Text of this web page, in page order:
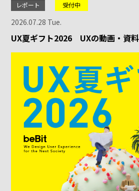
レポート 受付中
2026.07.28 Tue.
UX夏ギフト2026 UXの動画・資